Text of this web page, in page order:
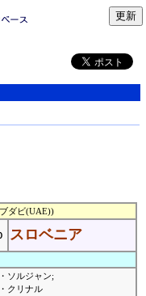
ダビ(UAE))
スロベニア
ソルジャン;
クリナル